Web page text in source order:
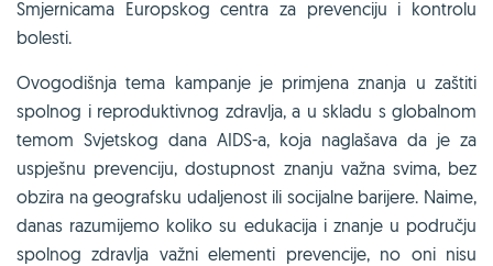
Smjernicama Europskog centra za prevenciju i kontrolu
bolesti.
Ovogodišnja tema kampanje je primjena znanja u zaštiti
spolnog i reproduktivnog zdravlja, a u skladu s globalnom
temom Svjetskog dana AIDS-a, koja naglašava da je za
uspješnu prevenciju, dostupnost znanju važna svima, bez
obzira na geografsku udaljenost ili socijalne barijere. Naime,
danas razumijemo koliko su edukacija i znanje u području
spolnog zdravlja važni elementi prevencije, no oni nisu